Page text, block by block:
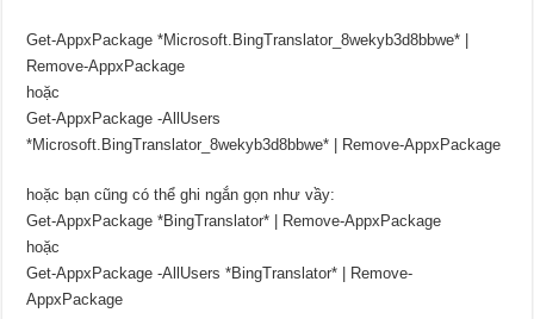
Get-AppxPackage *Microsoft.BingTranslator_8wekyb3d8bbwe* |
Remove-AppxPackage
hoặc
Get-AppxPackage -AllUsers
*Microsoft.BingTranslator_8wekyb3d8bbwe* | Remove-AppxPackage
hoặc bạn cũng có thể ghi ngắn gọn như vầy:
Get-AppxPackage *BingTranslator* | Remove-AppxPackage
hoặc
Get-AppxPackage -AllUsers *BingTranslator* | Remove-
AppxPackage